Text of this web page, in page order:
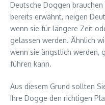
Deutsche Doggen
bereits erwähnt, neigen
wenn sie für längere Zeit
gelassen werden. Ähnlich
wenn sie ängstlich werden,
führen kann.
Aus diesem Grund sollten
Ihre Dogge den richtigen